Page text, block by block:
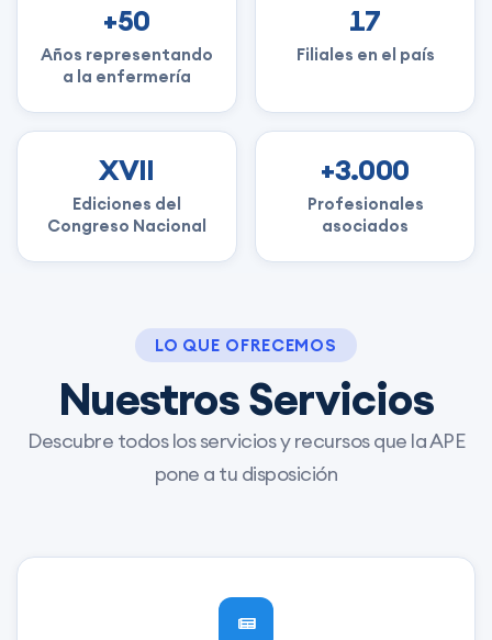
+50
Años representando
a la enfermería
17
Filiales en el país
XVII
Ediciones del
Congreso Nacional
+3.000
Profesionales
asociados
LO QUE OFRECEMOS
Nuestros Servicios
Descubre todos los servicios y recursos que la APE
pone a tu disposición